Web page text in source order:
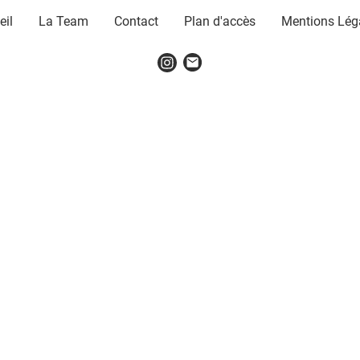
La Team Contact Plan d'accès Mentions